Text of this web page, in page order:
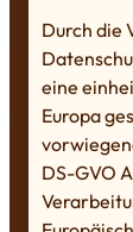
Durch die
eine
Europa
DS-GVO